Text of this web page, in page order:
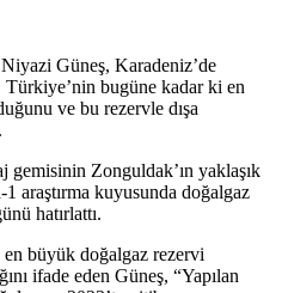
Güneş, Karadeniz’de
bugüne kadar ki en
ve bu rezervle dışa
Zonguldak’ın yaklaşık
araştırma kuyusunda doğalgaz
hatırlattı.
büyük doğalgaz rezervi
ifade eden Güneş, “Yapılan